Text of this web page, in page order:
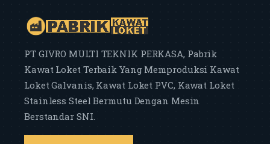
PT GIVRO MULTI TEKNIK PERKASA, Pabrik
Kawat Loket Terbaik Yang Memproduksi Kawat
Loket Galvanis, Kawat Loket PVC, Kawat Loket
Stainless Steel Bermutu Dengan Mesin
Berstandar SNI.